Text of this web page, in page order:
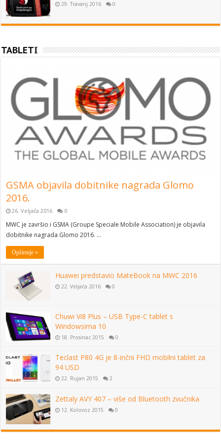
29. Travanj 2016 0
TABLETI
GSMA objavila dobitnike nagrada Glomo
2016.
26. Veljača 2016 0
MWC je završio i GSMA (Groupe Speciale Mobile Association) je objavila
dobitnike nagrada Glomo 2016. …
Opširnije »
Huawei predstavio MateBook na MWC 2016
22. Veljača 2016 0
Chuwi Vi8 Plus – USB Type-C tablet s
Windowsima 10
18. Prosinac 2015 0
Teclast P80 4G je 8-inčni FHD mobilni tablet za
94 USD
22. Rujan 2015 2
Zettaly AVY 407 – više od Bluetooth zvučnika
12. Kolovoz 2015 0